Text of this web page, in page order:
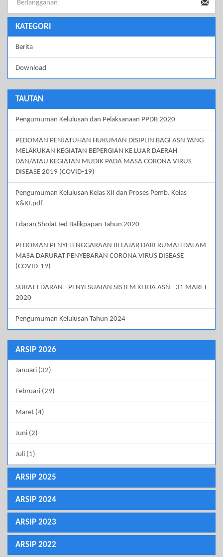
KATEGORI
Berita
Download
TAUTAN
Pengumuman Kelulusan dan Pelaksanaan PPDB 2020
PEDOMAN PENJATUHAN HUKUMAN DISIPLIN BAGI ASN YANG
MELAKUKAN KEGIATAN BEPERGIAN KE LUAR DAERAH
DAN/ATAU KEGIATAN MUDIK PADA MASA CORONA VIRUS
DISEASE 2019 (COVID-19)
Pengumuman Kelulusan Kelas XII dan Proses Pemb. Kelas
X&XI.pdf
Edaran Sholat Ied Balikpapan Tahun 2020
PEDOMAN PENYELENGGARAAN BELAJAR DARI RUMAH DALAM
MASA DARURAT PENYEBARAN CORONA VIRUS DISEASE
(COVID-19)
SURAT EDARAN - PENYESUAIAN SISTEM KERJA ASN - 31 MARET
2020
Pengumuman Kelulusan Tahun 2024
ARSIP 2026
Januari (32)
Februari (29)
Maret (4)
Juni (2)
Juli (1)
ARSIP 2025
ARSIP 2024
ARSIP 2023
ARSIP 2022